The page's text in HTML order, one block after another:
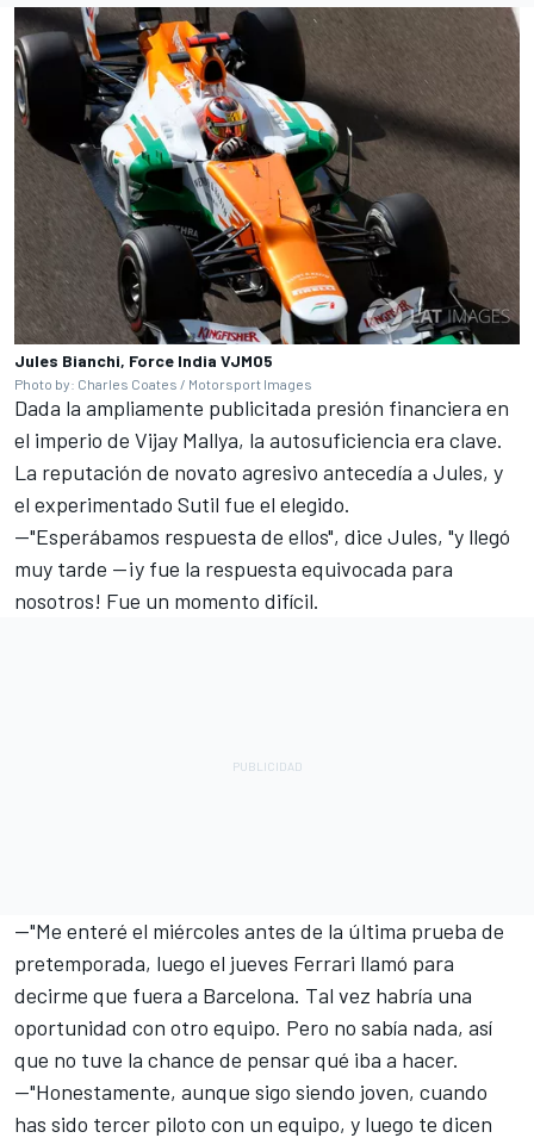
Jules Bianchi, Force India VJM05
Photo by: Charles Coates / Motorsport Images
Dada la ampliamente publicitada presión financiera en
el imperio de Vijay Mallya, la autosuficiencia era clave.
La reputación de novato agresivo antecedía a Jules, y
el experimentado Sutil fue el elegido.
—"Esperábamos respuesta de ellos", dice Jules, "y llegó
muy tarde —¡y fue la respuesta equivocada para
nosotros! Fue un momento difícil.
—"Me enteré el miércoles antes de la última prueba de
pretemporada, luego el jueves Ferrari llamó para
decirme que fuera a Barcelona. Tal vez habría una
oportunidad con otro equipo. Pero no sabía nada, así
que no tuve la chance de pensar qué iba a hacer.
—"Honestamente, aunque sigo siendo joven, cuando
has sido tercer piloto con un equipo, y luego te dicen